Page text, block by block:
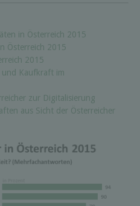
in Österreich 2015
Österreich 2015
2015
und Kaufkraft im
zur Digitalisierung
aus Sicht der Österreicher